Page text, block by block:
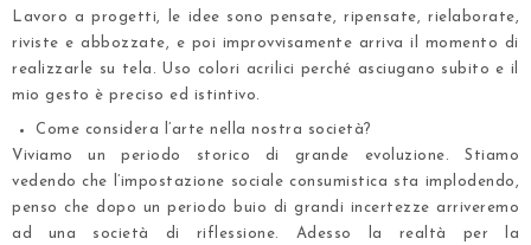
Lavoro a progetti, le idee sono pensate, ripensate, rielaborate,
riviste e abbozzate, e poi improvvisamente arriva il momento di
realizzarle su tela. Uso colori acrilici perché asciugano subito e il
mio gesto è preciso ed istintivo.
Come considera l’arte nella nostra società?
Viviamo un periodo storico di grande evoluzione. Stiamo
vedendo che l’impostazione sociale consumistica sta implodendo,
penso che dopo un periodo buio di grandi incertezze arriveremo
ad una società di riflessione. Adesso la realtà per la